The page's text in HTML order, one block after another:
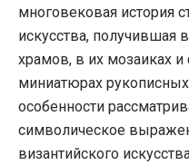
многовековая история
искусства, получившая
храмов, в их мозаиках и
миниатюрах
особенности
символическое
византийского